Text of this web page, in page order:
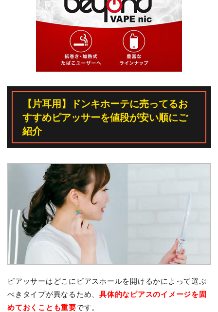
【片耳用】ドンキホーテに売ってるお
すすめピアッサーを値段が安い順にご
紹介
ピアッサーはどこにピアスホールを開けるかによって選ぶ
べきタイプが異なるため、具体的なピアスのイメージを固
めておくことも重要です。